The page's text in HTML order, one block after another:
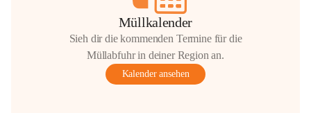
Müllkalender
Sieh dir die kommenden Termine für die
Müllabfuhr in deiner Region an.
Kalender ansehen